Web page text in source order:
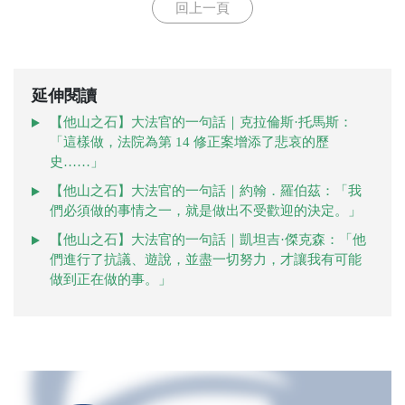
回上一頁
延伸閱讀
【他山之石】大法官的一句話｜克拉倫斯·托馬斯：
「這樣做，法院為第 14 修正案增添了悲哀的歷
史……」
【他山之石】大法官的一句話｜約翰．羅伯茲：「我
們必須做的事情之一，就是做出不受歡迎的決定。」
【他山之石】大法官的一句話｜凱坦吉·傑克森：「他
們進行了抗議、遊說，並盡一切努力，才讓我有可能
做到正在做的事。」